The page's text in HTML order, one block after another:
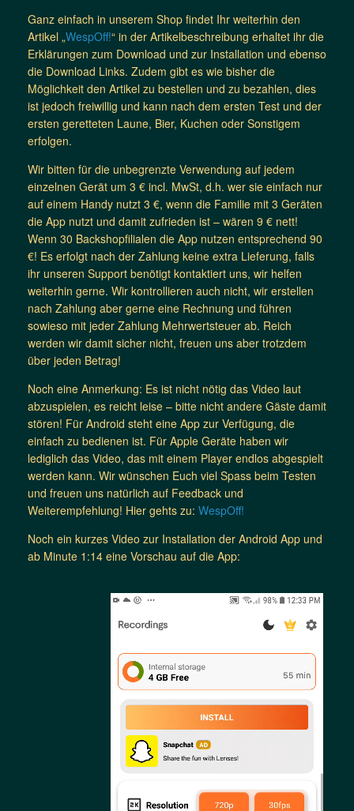
Ganz einfach in unserem Shop findet Ihr weiterhin den
Artikel „WespOff!“ in der Artikelbeschreibung erhaltet ihr die
Erklärungen zum Download und zur Installation und ebenso
die Download Links. Zudem gibt es wie bisher die
Möglichkeit den Artikel zu bestellen und zu bezahlen, dies
ist jedoch freiwillig und kann nach dem ersten Test und der
ersten geretteten Laune, Bier, Kuchen oder Sonstigem
erfolgen.
Wir bitten für die unbegrenzte Verwendung auf jedem
einzelnen Gerät um 3 € incl. MwSt, d.h. wer sie einfach nur
auf einem Handy nutzt 3 €, wenn die Familie mit 3 Geräten
die App nutzt und damit zufrieden ist – wären 9 € nett!
Wenn 30 Backshopfilialen die App nutzen entsprechend 90
€! Es erfolgt nach der Zahlung keine extra Lieferung, falls
ihr unseren Support benötigt kontaktiert uns, wir helfen
weiterhin gerne. Wir kontrollieren auch nicht, wir erstellen
nach Zahlung aber gerne eine Rechnung und führen
sowieso mit jeder Zahlung Mehrwertsteuer ab. Reich
werden wir damit sicher nicht, freuen uns aber trotzdem
über jeden Betrag!
Noch eine Anmerkung: Es ist nicht nötig das Video laut
abzuspielen, es reicht leise – bitte nicht andere Gäste damit
stören! Für Android steht eine App zur Verfügung, die
einfach zu bedienen ist. Für Apple Geräte haben wir
lediglich das Video, das mit einem Player endlos abgespielt
werden kann. Wir wünschen Euch viel Spass beim Testen
und freuen uns natürlich auf Feedback und
Weiterempfehlung! Hier gehts zu: WespOff!
Noch ein kurzes Video zur Installation der Android App und
ab Minute 1:14 eine Vorschau auf die App: